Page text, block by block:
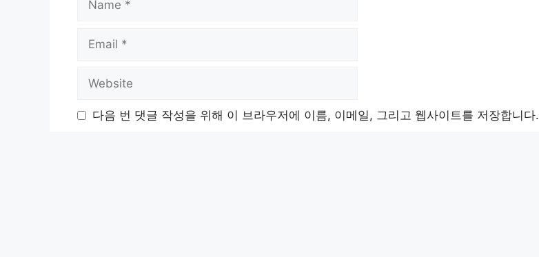
다음 번 댓글 작성을 위해 이 브라우저에 이름, 이메일, 그리고 웹사이트를 저장합니다.